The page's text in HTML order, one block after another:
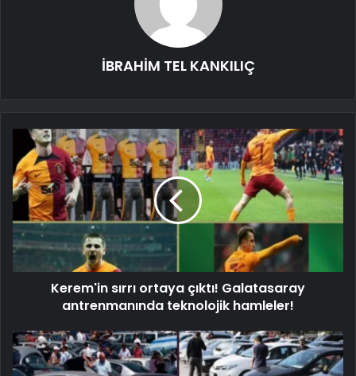
İBRAHİM TEL KANKILIÇ
Kerem'in sırrı ortaya çıktı! Galatasaray
antrenmanında teknolojik hamleler!